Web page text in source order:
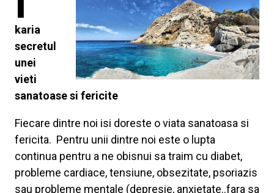
karia
secretul
unei
vieti
sanatoase si fericite
Fiecare dintre noi isi doreste o viata sanatoasa si
fericita. Pentru unii dintre noi este o lupta
continua pentru a ne obisnui sa traim cu diabet,
probleme cardiace, tensiune, obsezitate, psoriazis
sau probleme mentale (depresie, anxietate..fara sa